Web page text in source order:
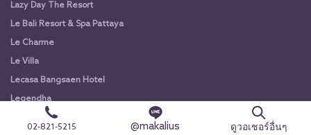
Lazy Day The Resort
Le Bali Resort & Spa Pattaya
Le Charme
Le Villa
Lecasa Bangsaen Hotel
Legendha
Lemontea Hotel
02-821-5215 @makalius ดูวอเชอร์อื่นๆ